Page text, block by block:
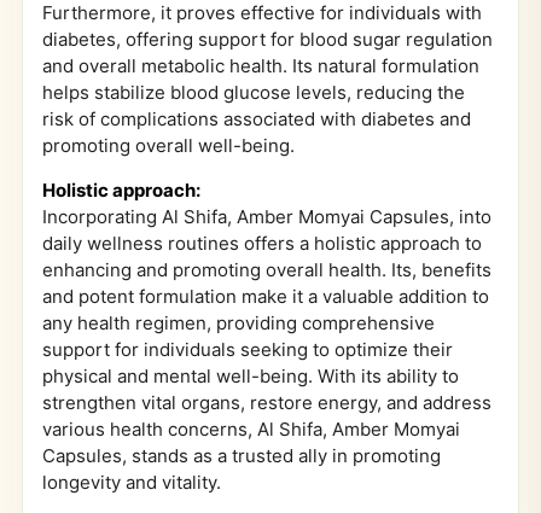
Furthermore, it proves effective for individuals with
diabetes, offering support for blood sugar regulation
and overall metabolic health. Its natural formulation
helps stabilize blood glucose levels, reducing the
risk of complications associated with diabetes and
promoting overall well-being.
Holistic approach:
Incorporating Al Shifa, Amber Momyai Capsules, into
daily wellness routines offers a holistic approach to
enhancing and promoting overall health. Its, benefits
and potent formulation make it a valuable addition to
any health regimen, providing comprehensive
support for individuals seeking to optimize their
physical and mental well-being. With its ability to
strengthen vital organs, restore energy, and address
various health concerns, Al Shifa, Amber Momyai
Capsules, stands as a trusted ally in promoting
longevity and vitality.